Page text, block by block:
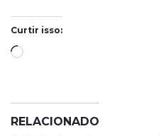
Curtir isso:
Carregando...
RELACIONADO